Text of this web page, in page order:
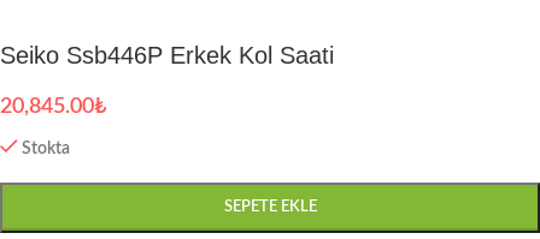
Seiko Ssb446P Erkek Kol Saati
20,845.00₺
Stokta
SEPETE EKLE